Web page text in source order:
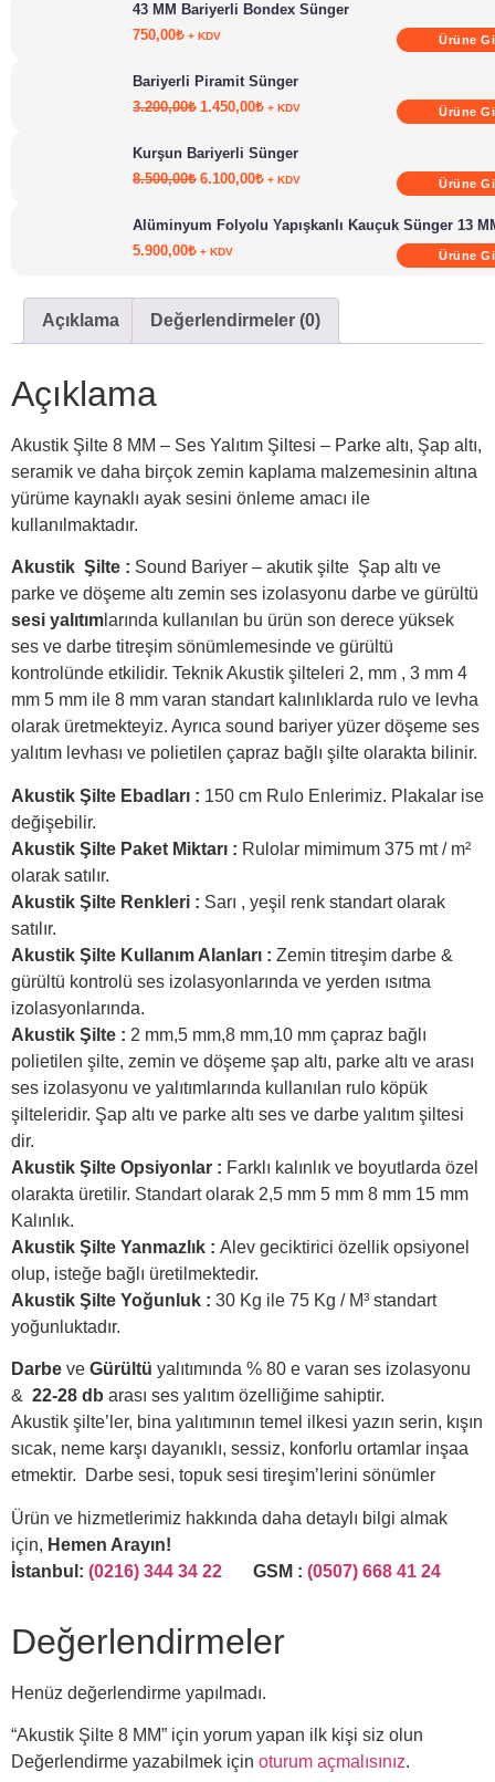
43 MM Bariyerli Bondex Sünger
750,00₺ + KDV Ürüne
Bariyerli Piramit Sünger
3.200,00₺ 1.450,00₺ + KDV Ürüne
Kurşun Bariyerli Sünger
8.500,00₺ 6.100,00₺ + KDV Ürüne
Alüminyum Folyolu Yapışkanlı Kauçuk Sünger 13
5.900,00₺ + KDV Ürüne
Açıklama Değerlendirmeler (0)
Açıklama
Akustik Şilte 8 MM – Ses Yalıtım Şiltesi – Parke altı, Şap altı,
seramik ve daha birçok zemin kaplama malzemesinin altına
yürüme kaynaklı ayak sesini önleme amacı ile
kullanılmaktadır.
Akustik Şilte : Sound Bariyer – akutik şilte Şap altı ve
parke ve döşeme altı zemin ses izolasyonu darbe ve gürültü
sesi yalıtım larında kullanılan bu ürün son derece yüksek
ses ve darbe titreşim sönümlemesinde ve gürültü
kontrolünde etkilidir. Teknik Akustik şilteleri 2, mm , 3 mm 4
mm 5 mm ile 8 mm varan standart kalınlıklarda rulo ve levha
olarak üretmekteyiz. Ayrıca sound bariyer yüzer döşeme ses
yalıtım levhası ve polietilen çapraz bağlı şilte olarakta bilinir.
Akustik Şilte Ebadları : 150 cm Rulo Enlerimiz. Plakalar ise
değişebilir.
Akustik Şilte Paket Miktarı : Rulolar mimimum 375 mt / m²
olarak satılır.
Akustik Şilte Renkleri : Sarı , yeşil renk standart olarak
satılır.
Akustik Şilte Kullanım Alanları : Zemin titreşim darbe &
gürültü kontrolü ses izolasyonlarında ve yerden ısıtma
izolasyonlarında.
Akustik Şilte : 2 mm,5 mm,8 mm,10 mm çapraz bağlı
polietilen şilte, zemin ve döşeme şap altı, parke altı ve arası
ses izolasyonu ve yalıtımlarında kullanılan rulo köpük
şilteleridir. Şap altı ve parke altı ses ve darbe yalıtım şiltesi
dir.
Akustik Şilte Opsiyonlar : Farklı kalınlık ve boyutlarda özel
olarakta üretilir. Standart olarak 2,5 mm 5 mm 8 mm 15 mm
Kalınlık.
Akustik Şilte Yanmazlık : Alev geciktirici özellik opsiyonel
olup, isteğe bağlı üretilmektedir.
Akustik Şilte Yoğunluk : 30 Kg ile 75 Kg / M³ standart
yoğunluktadır.
Darbe ve Gürültü yalıtımında % 80 e varan ses izolasyonu
& 22-28 db arası ses yalıtım özelliğime sahiptir.
Akustik şilte’ler, bina yalıtımının temel ilkesi yazın serin, kışın
sıcak, neme karşı dayanıklı, sessiz, konforlu ortamlar inşaa
etmektir. Darbe sesi, topuk sesi tireşim’lerini sönümler
Ürün ve hizmetlerimiz hakkında daha detaylı bilgi almak
için, Hemen Arayın!
İstanbul: (0216) 344 34 22 GSM : (0507) 668 41 24
Değerlendirmeler
Henüz değerlendirme yapılmadı.
“Akustik Şilte 8 MM” için yorum yapan ilk kişi siz olun
Değerlendirme yazabilmek için oturum açmalısınız.